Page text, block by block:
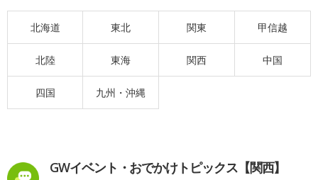
北海道 東北 関東 甲信越
北陸 東海 関西 中国
四国 九州・沖縄
GWイベント・おでかけトピックス【関西】